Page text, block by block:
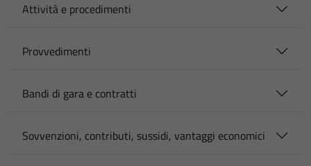
Attività e procedimenti
Provvedimenti
Bandi di gara e contratti
Sovvenzioni, contributi, sussidi, vantaggi economici